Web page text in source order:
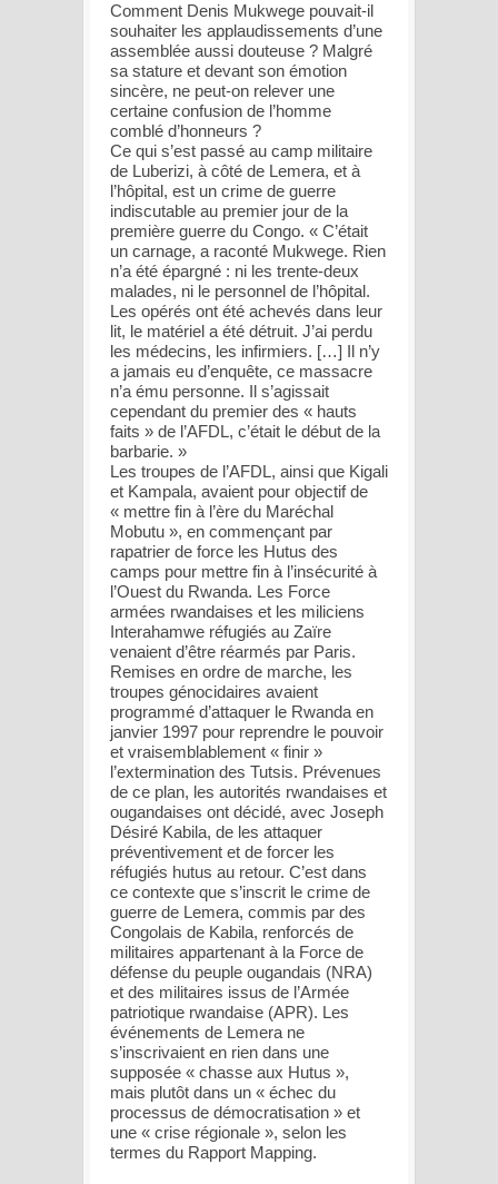
Comment Denis Mukwege pouvait-il
souhaiter les applaudissements d’une
assemblée aussi douteuse ? Malgré
sa stature et devant son émotion
sincère, ne peut-on relever une
certaine confusion de l’homme
comblé d’honneurs ?
Ce qui s’est passé au camp militaire
de Luberizi, à côté de Lemera, et à
l’hôpital, est un crime de guerre
indiscutable au premier jour de la
première guerre du Congo. « C’était
un carnage, a raconté Mukwege. Rien
n’a été épargné : ni les trente-deux
malades, ni le personnel de l’hôpital.
Les opérés ont été achevés dans leur
lit, le matériel a été détruit. J’ai perdu
les médecins, les infirmiers. […] Il n’y
a jamais eu d’enquête, ce massacre
n’a ému personne. Il s’agissait
cependant du premier des « hauts
faits » de l’AFDL, c’était le début de la
barbarie. »
Les troupes de l’AFDL, ainsi que Kigali
et Kampala, avaient pour objectif de
« mettre fin à l’ère du Maréchal
Mobutu », en commençant par
rapatrier de force les Hutus des
camps pour mettre fin à l’insécurité à
l’Ouest du Rwanda. Les Force
armées rwandaises et les miliciens
Interahamwe réfugiés au Zaïre
venaient d’être réarmés par Paris.
Remises en ordre de marche, les
troupes génocidaires avaient
programmé d’attaquer le Rwanda en
janvier 1997 pour reprendre le pouvoir
et vraisemblablement « finir »
l’extermination des Tutsis. Prévenues
de ce plan, les autorités rwandaises et
ougandaises ont décidé, avec Joseph
Désiré Kabila, de les attaquer
préventivement et de forcer les
réfugiés hutus au retour. C’est dans
ce contexte que s’inscrit le crime de
guerre de Lemera, commis par des
Congolais de Kabila, renforcés de
militaires appartenant à la Force de
défense du peuple ougandais (NRA)
et des militaires issus de l’Armée
patriotique rwandaise (APR). Les
événements de Lemera ne
s’inscrivaient en rien dans une
supposée « chasse aux Hutus »,
mais plutôt dans un « échec du
processus de démocratisation » et
une « crise régionale », selon les
termes du Rapport Mapping.